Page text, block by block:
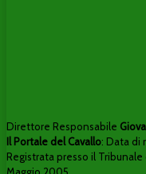
Direttore Responsabile
Il Portale del Cavallo: Data di
Registrata presso il